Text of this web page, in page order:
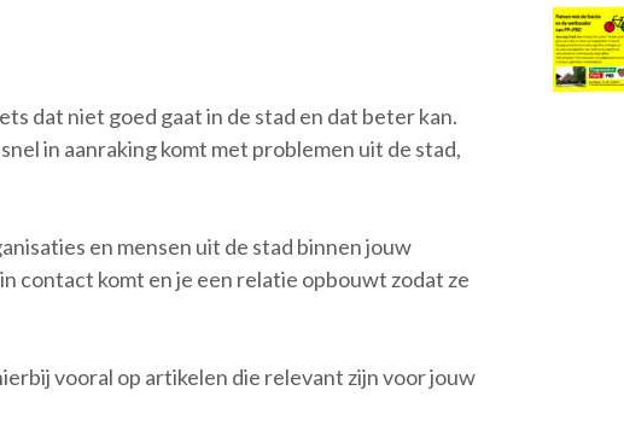
dat niet goed gaat in de stad en dat beter kan.
in aanraking komt met problemen uit de stad,
en mensen uit de stad binnen jouw
contact komt en je een relatie opbouwt zodat ze
vooral op artikelen die relevant zijn voor jouw